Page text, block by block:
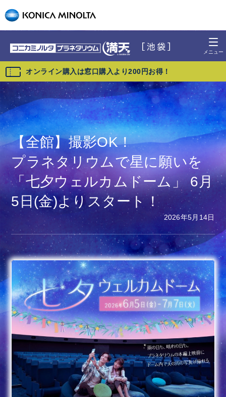
オンライン購入は窓口購入より200円お得！
【全館】撮影OK！
プラネタリウムで星に願いを
「七夕ウェルカムドーム」 6月
5日(金)よりスタート！
2026年5月14日